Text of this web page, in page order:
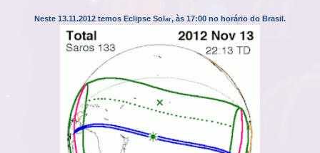
Neste 13.11.2012 temos Eclipse Solar, às 17:00 no horário do Brasil.